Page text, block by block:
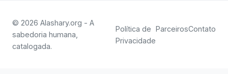
© 2026 Alashary.org - A
sabedoria humana,
catalogada.
Política de
Privacidade
ParceirosContato